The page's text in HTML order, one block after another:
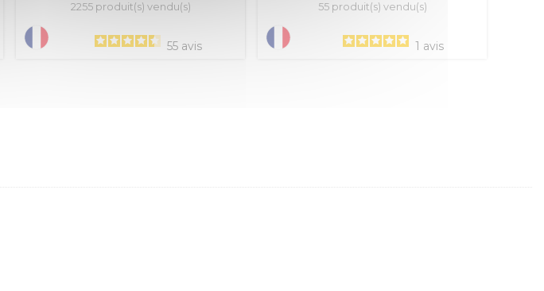
2255 produit(s) vendu(s)
55 avis
55 produit(s) vendu(s)
1 avis